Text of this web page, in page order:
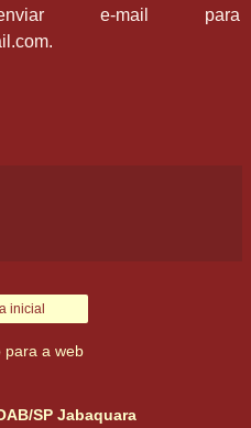
e-mail para
inicial
para a web
SP Jabaquara